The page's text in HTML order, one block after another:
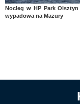
Nocleg w HP Park
wypadowa na Mazury